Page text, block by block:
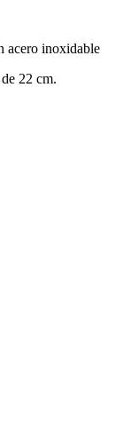
acero inoxidable
22 cm.